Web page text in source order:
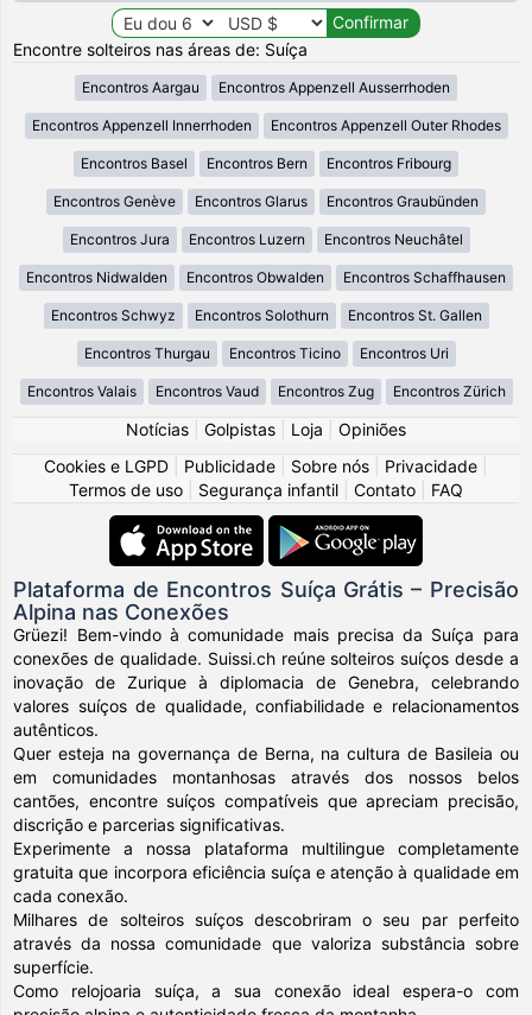
Encontre solteiros nas áreas de: Suíça
Encontros Aargau Encontros Appenzell Ausserrhoden
Encontros Appenzell Innerrhoden Encontros Appenzell Outer Rhodes
Encontros Basel Encontros Bern Encontros Fribourg
Encontros Genève Encontros Glarus Encontros Graubünden
Encontros Jura Encontros Luzern Encontros Neuchâtel
Encontros Nidwalden Encontros Obwalden Encontros Schaffhausen
Encontros Schwyz Encontros Solothurn Encontros St. Gallen
Encontros Thurgau Encontros Ticino Encontros Uri
Encontros Valais Encontros Vaud Encontros Zug Encontros Zürich
Notícias Golpistas Loja
Opiniões
Cookies e LGPD
Publicidade Sobre nós Privacidade
Termos de uso
Segurança infantil Contato FAQ
Plataforma de Encontros Suíça Grátis – Precisão
Alpina nas Conexões
Grüezi! Bem-vindo à comunidade mais precisa da Suíça para
conexões de qualidade. Suissi.ch reúne solteiros suíços desde a
inovação de Zurique à diplomacia de Genebra, celebrando
valores suíços de qualidade, confiabilidade e relacionamentos
autênticos.
Quer esteja na governança de Berna, na cultura de Basileia ou
em comunidades montanhosas através dos nossos belos
cantões, encontre suíços compatíveis que apreciam precisão,
discrição e parcerias significativas.
Experimente a nossa plataforma multilingue completamente
gratuita que incorpora eficiência suíça e atenção à qualidade em
cada conexão.
Milhares de solteiros suíços descobriram o seu par perfeito
através da nossa comunidade que valoriza substância sobre
superfície.
Como relojoaria suíça, a sua conexão ideal espera-o com